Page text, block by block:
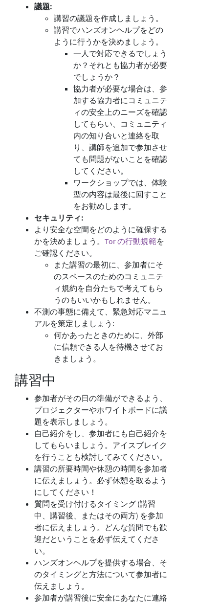
議題:
講習の議題を作成しましょう。
講習でハンズオンヘルプをどの
ように行うかを決めましょう。
一人で対応できるでしょう
か？それとも協力者が必要
でしょうか？
協力者が必要な場合は、参
加する協力者にコミュニテ
ィの安全上のニーズを確認
してもらい、コミュニティ
内の知り合いと連絡を取
り、講師を追加で参加させ
ても問題がないことを確認
してください。
ワークショップでは、体験
型の内容は最後に回すこと
をお勧めします。
セキュリティ:
より安全な空間をどのように確保する
かを決めましょう。 Tor の行動規範を
ご確認ください。
また講習の最初に、参加者にそ
のスペースのためのコミュニテ
ィ規約を自分たちで考えてもら
うのもいいかもしれません。
不測の事態に備えて、緊急対応マニュ
アルを策定しましょう:
何かあったときのために、外部
に信頼できる人を待機させてお
きましょう。
講習中
参加者がその日の準備ができるよう、
プロジェクターやホワイトボードに議
題を表示しましょう。
自己紹介をし、参加者にも自己紹介を
してもらいましょう。アイスブレイク
を行うことも検討してみてください。
講習の所要時間や休憩の時間を参加者
に伝えましょう。必ず休憩を取るよう
にしてください！
質問を受け付けるタイミング (講習
中、講習後、またはその両方) を参加
者に伝えましょう。どんな質問でも歓
迎だということを必ず伝えてくださ
い。
ハンズオンヘルプを提供する場合、そ
のタイミングと方法について参加者に
伝えましょう。
参加者が講習後に安全にあなたに連絡